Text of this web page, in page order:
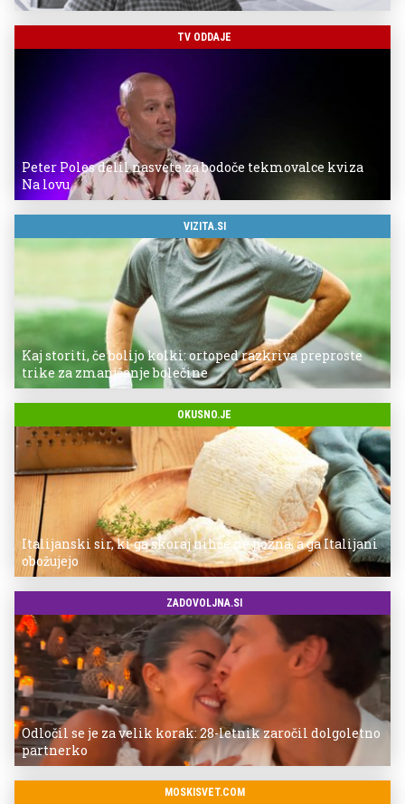
TV ODDAJE
Peter Poles delil nasvete za bodoče tekmovalce kviza
Na lovu
VIZITA.SI
Kaj storiti, če bolijo kolki: ortoped razkriva preproste
trike za zmanjšanje bolečine
OKUSNO.JE
Italijanski sir, ki ga skoraj nihče ne pozna, a ga Italijani
obožujejo
ZADOVOLJNA.SI
Odločil se je za velik korak: 28-letnik zaročil dolgoletno
partnerko
MOSKISVET.COM